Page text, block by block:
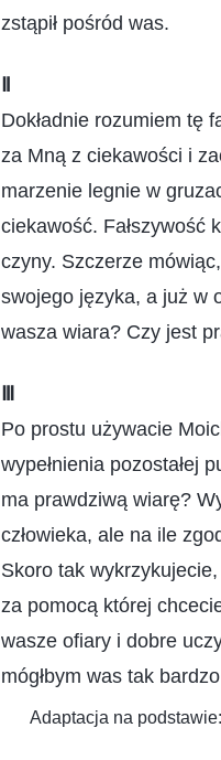
zstąpił pośród was.
Dokładnie rozumiem tę
za Mną z ciekawości i
marzenie legnie w
ciekawość. Fałszywość
czyny. Szczerze
swojego języka, a już w
wasza wiara? Czy jest
Po prostu używacie
wypełnienia pozostałej
ma prawdziwą wiarę?
człowieka, ale na ile
Skoro tak
za pomocą której
wasze ofiary i dobre
mógłbym was tak
Adaptacja na